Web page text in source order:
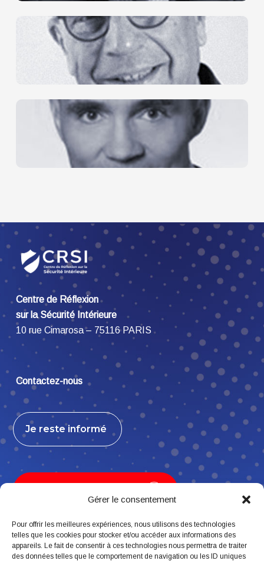
Gérer le consentement
Pour offrir les meilleures expériences, nous utilisons des technologies
telles que les cookies pour stocker et/ou accéder aux informations des
appareils. Le fait de consentir à ces technologies nous permettra de traiter
des données telles que le comportement de navigation ou les ID uniques
Centre de Réflexion
sur la Sécurité Intérieure
10 rue Cimarosa – 75116 PARIS
Contactez-nous
Je reste informé
Suivez-nous